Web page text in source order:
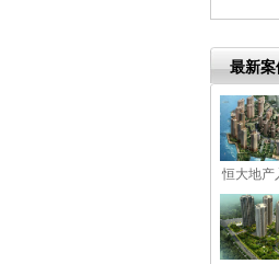
最新案
恒大地产
元